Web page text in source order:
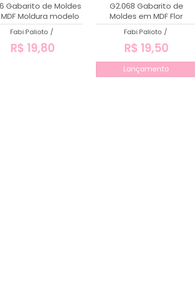
Gabarito de Moldes
Moldura modelo
26 - Bandeirinha
Fabi Palioto /
R$ 19,80
G2.068 Gabarito de
Moldes em MDF Flor
Betinha
Fabi Palioto /
R$ 19,50
Lançamento